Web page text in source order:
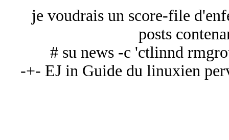
je voudrais un score-file
posts
# su news -c 'ctlinnd
-+- EJ in Guide du linuxien